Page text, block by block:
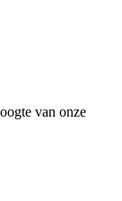
van onze